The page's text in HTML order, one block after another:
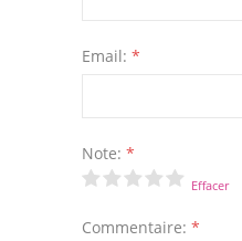
Email: *
Note: *
Effacer
Commentaire: *